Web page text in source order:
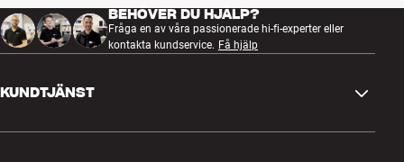
BEHÖVER DU HJÄLP?
Fråga en av våra passionerade hi-fi-experter eller
kontakta kundservice. Få hjälp
KUNDTJÄNST